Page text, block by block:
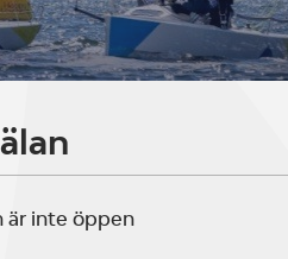
är inte öppen